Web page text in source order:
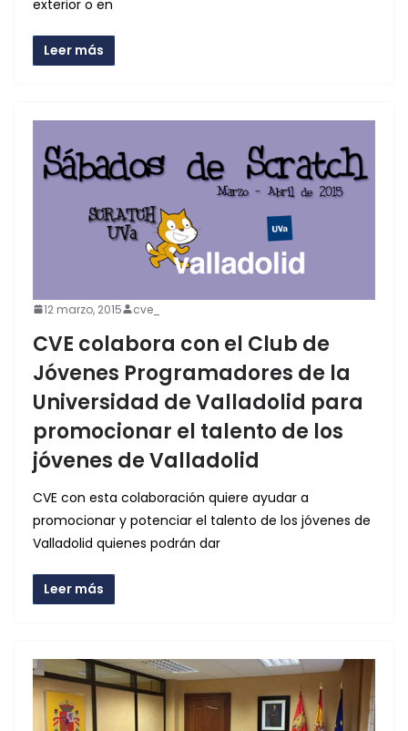
exterior o en
Leer más
12 marzo, 2015 cve_
CVE colabora con el Club de
Jóvenes Programadores de la
Universidad de Valladolid para
promocionar el talento de los
jóvenes de Valladolid
CVE con esta colaboración quiere ayudar a
promocionar y potenciar el talento de los jóvenes de
Valladolid quienes podrán dar
Leer más